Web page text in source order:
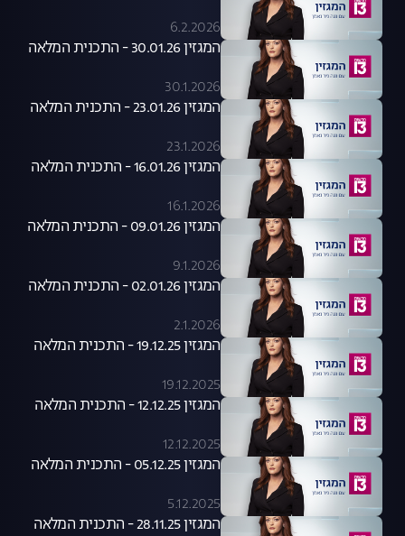
6.2.2026
המגזין 30.01.26 - התכנית המלאה
30.1.2026
המגזין 23.01.26 - התכנית המלאה
23.1.2026
המגזין 16.01.26 - התכנית המלאה
16.1.2026
המגזין 09.01.26 - התכנית המלאה
9.1.2026
המגזין 02.01.26 - התכנית המלאה
2.1.2026
המגזין 19.12.25 - התכנית המלאה
19.12.2025
המגזין 12.12.25 - התכנית המלאה
12.12.2025
המגזין 05.12.25 - התכנית המלאה
5.12.2025
המגזין 28.11.25 - התכנית המלאה